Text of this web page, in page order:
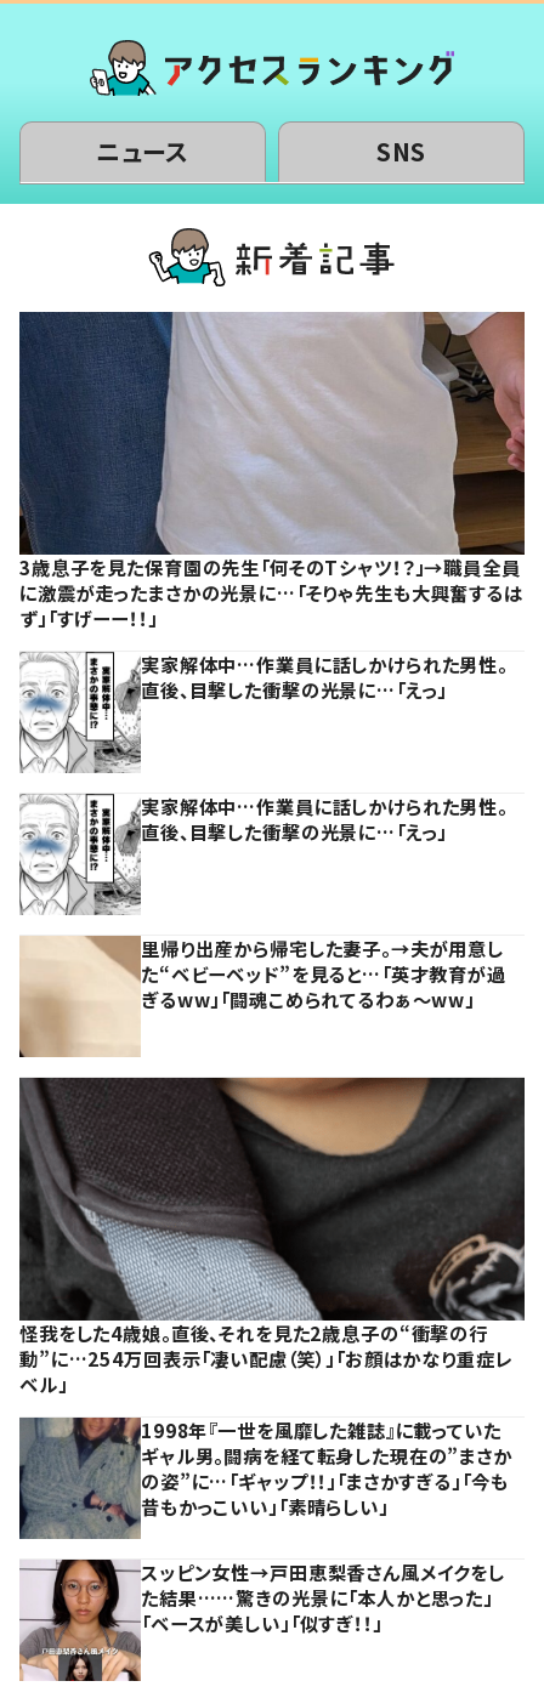
ニュース SNS
3歳息子を見た保育園の先生「何そのTシャツ！？」→職員全員
に激震が走ったまさかの光景に…「そりゃ先生も大興奮するは
ず」「すげーー！！」
実家解体中…作業員に話しかけられた男性。
直後、目撃した衝撃の光景に…「えっ」
実家解体中…作業員に話しかけられた男性。
直後、目撃した衝撃の光景に…「えっ」
里帰り出産から帰宅した妻子。→夫が用意し
た“ベビーベッド”を見ると…「英才教育が過
ぎるww」「闘魂こめられてるわぁ～ww」
怪我をした4歳娘。直後、それを見た2歳息子の“衝撃の行
動”に…254万回表示「凄い配慮（笑）」「お顔はかなり重症レ
ベル」
1998年『一世を風靡した雑誌』に載っていた
ギャル男。闘病を経て転身した現在の”まさか
の姿”に…「ギャップ！！」「まさかすぎる」「今も
昔もかっこいい」「素晴らしい」
スッピン女性→戸田恵梨香さん風メイクをし
た結果……驚きの光景に「本人かと思った」
「ベースが美しい」「似すぎ！！」